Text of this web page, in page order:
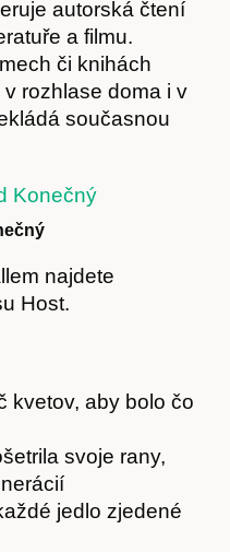
autorská čtení
a filmu.
či knihách
rozhlase doma i v
současnou
najdete
Host.
kvetov, aby bolo čo
svoje rany,
jedlo zjedené